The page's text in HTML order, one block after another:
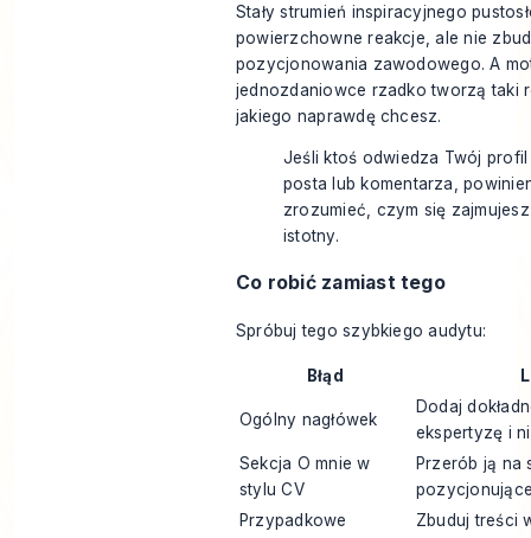
Stały strumień inspiracyjnego
powierzchowne reakcje, ale nie
pozycjonowania zawodowego. A
jednozdaniowce rzadko tworzą taki
jakiego naprawdę chcesz.
Jeśli ktoś odwiedza Twój
posta lub komentarza,
zrozumieć, czym się
istotny.
Co robić zamiast tego
Spróbuj tego szybkiego audytu:
Błąd
Ogólny nagłówek
Dodaj
ekspertyzę i
Sekcja O mnie w
stylu CV
Przerób ją na
Przypadkowe
Zbuduj treści